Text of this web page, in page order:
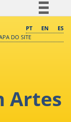
BR
PT EN
ES
DO SITE
Artes